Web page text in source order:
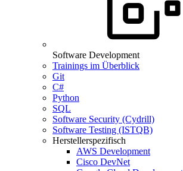
Software Development
Trainings im Überblick
Git
C#
Python
SQL
Software Security (Cydrill)
Software Testing (ISTQB)
Herstellerspezifisch
AWS Development
Cisco DevNet